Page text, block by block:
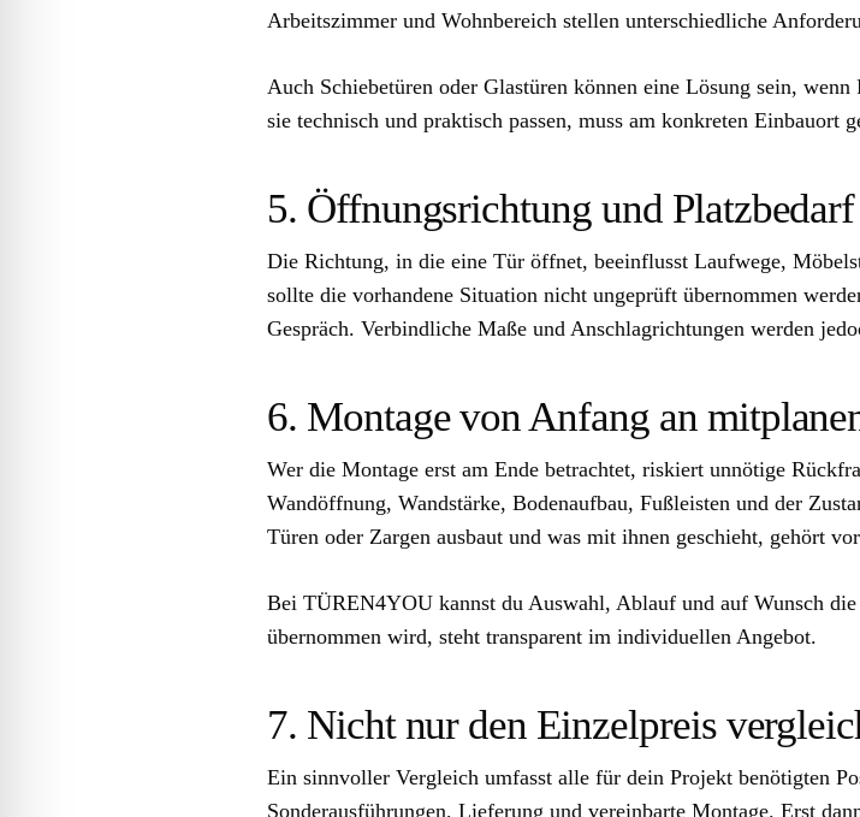
Arbeitszimmer und Wohnbereich stellen unterschiedliche
Auch Schiebetüren oder Glastüren können eine Lösung sein,
sie technisch und praktisch passen, muss am konkreten Einbauort
5. Öffnungsrichtung und
Die Richtung, in die eine Tür öffnet, beeinflusst Laufwege,
sollte die vorhandene Situation nicht ungeprüft übernommen
Gespräch. Verbindliche Maße und Anschlagrichtungen werden
6. Montage von Anfang an
Wer die Montage erst am Ende betrachtet, riskiert unnötige
Wandöffnung, Wandstärke, Bodenaufbau, Fußleisten und der
Türen oder Zargen ausbaut und was mit ihnen geschieht, gehört
Bei TÜREN4YOU kannst du Auswahl, Ablauf und auf Wunsch die
übernommen wird, steht transparent im individuellen Angebot.
7. Nicht nur den Einzelpreis
Ein sinnvoller Vergleich umfasst alle für dein Projekt benötigten
Sonderausführungen, Lieferung und vereinbarte Montage. Erst